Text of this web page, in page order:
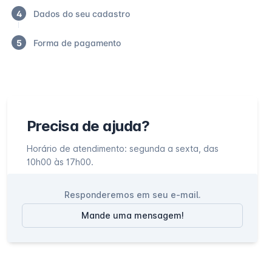
4 Dados do seu cadastro
5 Forma de pagamento
Precisa de ajuda?
Horário de atendimento: segunda a sexta, das
10h00 às 17h00.
Responderemos em seu e-mail.
Mande uma mensagem!